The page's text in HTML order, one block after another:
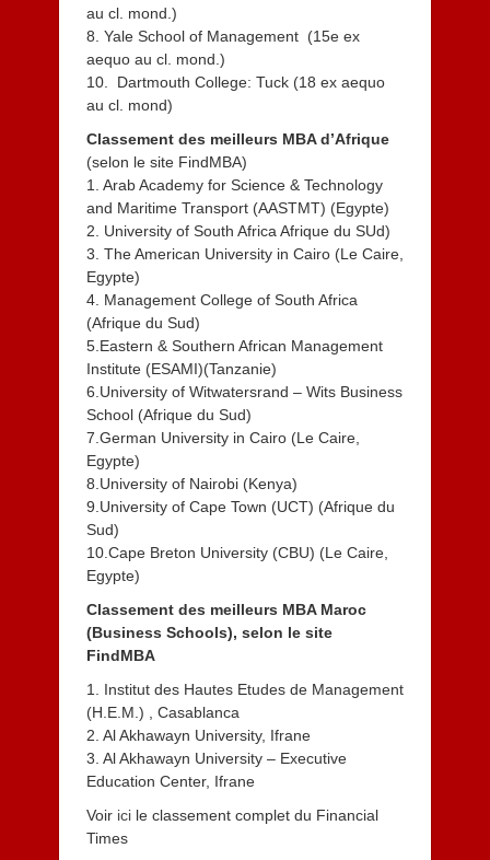
au cl. mond.)
8. Yale School of Management (15e ex
aequo au cl. mond.)
10. Dartmouth College: Tuck (18 ex aequo
au cl. mond)
Classement des meilleurs MBA d’Afrique
(selon le site FindMBA)
1. Arab Academy for Science & Technology
and Maritime Transport (AASTMT) (Egypte)
2. University of South Africa Afrique du SUd)
3. The American University in Cairo (Le Caire,
Egypte)
4. Management College of South Africa
(Afrique du Sud)
5.Eastern & Southern African Management
Institute (ESAMI)(Tanzanie)
6.University of Witwatersrand – Wits Business
School (Afrique du Sud)
7.German University in Cairo (Le Caire,
Egypte)
8.University of Nairobi (Kenya)
9.University of Cape Town (UCT) (Afrique du
Sud)
10.Cape Breton University (CBU) (Le Caire,
Egypte)
Classement des meilleurs MBA Maroc
(Business Schools), selon le site
FindMBA
1. Institut des Hautes Etudes de Management
(H.E.M.) , Casablanca
2. Al Akhawayn University, Ifrane
3. Al Akhawayn University – Executive
Education Center, Ifrane
Voir icile classement complet du Financial
Times